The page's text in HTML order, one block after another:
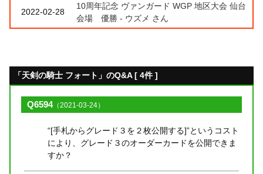
2022-02-28
10周年記念 ヴァンガード WGP 地区大会 仙台
会場 優勝 - ウズメ さん
「天剣の騎士 フォート」のQ&A [ 4件 ]
Q6594（2021-03-24）
“[手札からグレード３を２枚公開する]”というコスト
により、グレード３のオーダーカードを公開できま
すか？